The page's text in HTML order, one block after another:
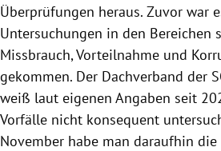
Überprüfungen heraus. Zuvor war
Untersuchungen in den Bereichen
Missbrauch, Vorteilnahme und
gekommen. Der Dachverband der
weiß laut eigenen Angaben seit
Vorfälle nicht konsequent
November habe man daraufhin